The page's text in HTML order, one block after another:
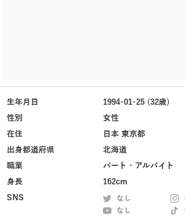
生年月日
1994-01-25 (32歳)
性別
女性
在住
日本 東京都
出身都道府県
北海道
職業
パート・アルバイト
身長
162cm
SNS
なし
なし